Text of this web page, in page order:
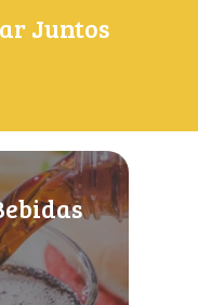
Juntos